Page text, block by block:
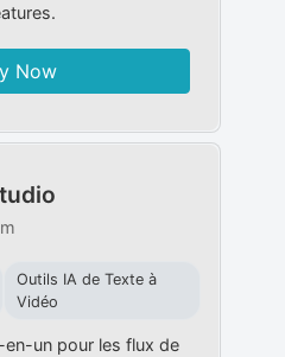
Now
Outils IA de Texte à
Vidéo
un pour les flux de